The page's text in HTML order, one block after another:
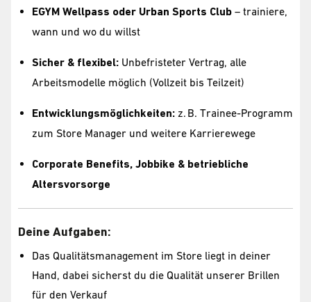
EGYM Wellpass oder Urban Sports Club – trainiere,
wann und wo du willst
Sicher & flexibel: Unbefristeter Vertrag, alle
Arbeitsmodelle möglich (Vollzeit bis Teilzeit)
Entwicklungsmöglichkeiten: z. B. Trainee-Programm
zum Store Manager und weitere Karrierewege
Corporate Benefits, Jobbike & betriebliche
Altersvorsorge
Deine Aufgaben:
Das Qualitätsmanagement im Store liegt in deiner
Hand, dabei sicherst du die Qualität unserer Brillen
für den Verkauf